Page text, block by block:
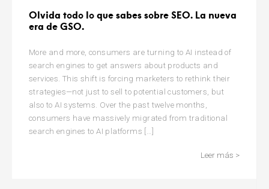
Olvida todo lo que sabes sobre SEO. La nueva
era de GSO.
More and more, consumers are turning to AI instead of
search engines to get answers about products and
services. This shift is forcing marketers to rethink their
strategies—not just to sell to potential customers, but
also to AI systems. Over the past twelve months,
consumers have massively migrated from traditional
search engines to AI platforms […]
Leer más >